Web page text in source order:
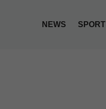
NEWS SPORT